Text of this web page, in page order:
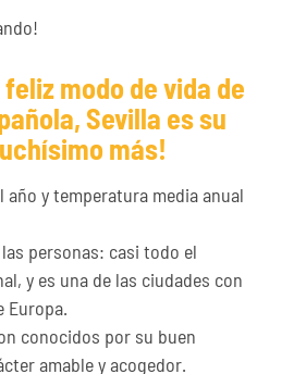
modo de vida de
Sevilla es su
más!
año y temperatura media anual
personas: casi todo el
y es una de las ciudades con
Europa.
conocidos por su buen
amable y acogedor.